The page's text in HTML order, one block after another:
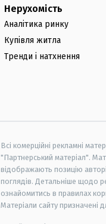
Нерухомість
Аналітика ринку
Купівля житла
Тренди і натхнення
Всі комерційні рекламні
"Партнерський матеріал".
відображають позицію
поглядів. Детальніше щодо
ознайомитись в правилах
Матеріали сайту призначені